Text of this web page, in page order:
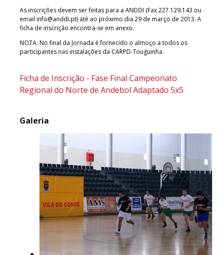
As inscrições devem ser feitas para a ANDDI (Fax 227.129.143 ou
email info@anddi.pt) até ao próximo dia 29 de março de 2013. A
ficha de inscrição encontra-se em anexo.
NOTA: No final da Jornada é fornecido o almoço a todos os
participantes nas instalações da CARPD-Touguinha.
Ficha de Inscrição - Fase Final Campeonato
Regional do Norte de Andebol Adaptado 5x5
Galeria